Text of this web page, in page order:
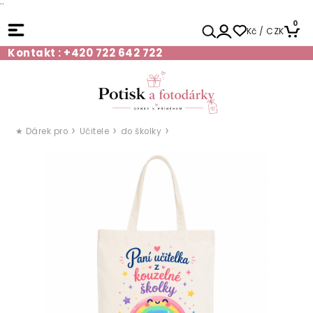
¨
Kč / CZK
0
Kontakt : +420 722 642 722
★ Dárek pro Učitele do školky